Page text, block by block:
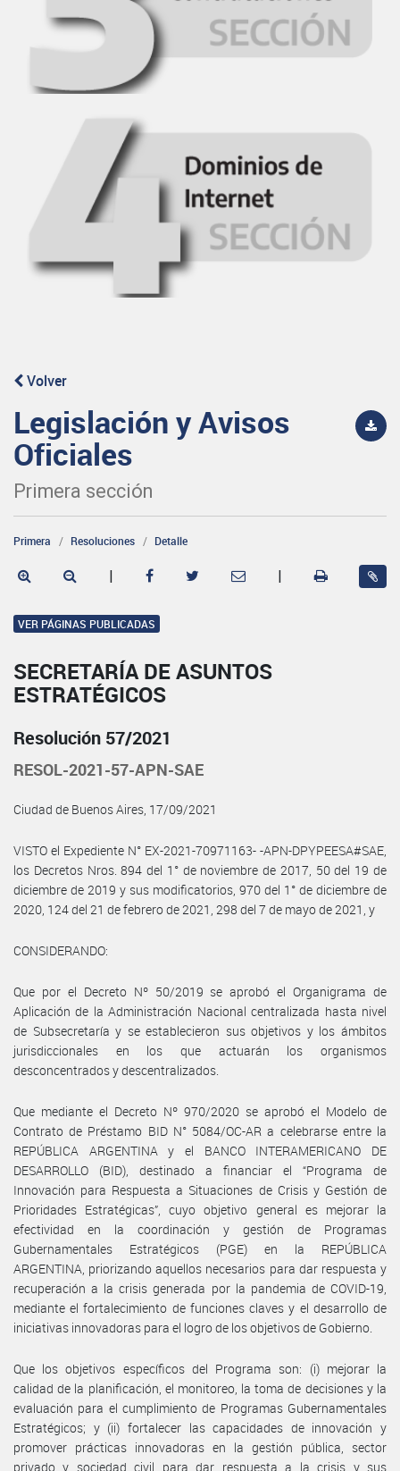
Volver
Legislación y Avisos
Oficiales
Primera sección
Primera Resoluciones Detalle
| |
VER PÁGINAS PUBLICADAS
SECRETARÍA DE ASUNTOS
ESTRATÉGICOS
Resolución 57/2021
RESOL-2021-57-APN-SAE
Ciudad de Buenos Aires, 17/09/2021
VISTO el Expediente N° EX-2021-70971163- -APN-DPYPEESA#SAE,
los Decretos Nros. 894 del 1° de noviembre de 2017, 50 del 19 de
diciembre de 2019 y sus modificatorios, 970 del 1° de diciembre de
2020, 124 del 21 de febrero de 2021, 298 del 7 de mayo de 2021, y
CONSIDERANDO:
Que por el Decreto Nº 50/2019 se aprobó el Organigrama de
Aplicación de la Administración Nacional centralizada hasta nivel
de Subsecretaría y se establecieron sus objetivos y los ámbitos
jurisdiccionales en los que actuarán los organismos
desconcentrados y descentralizados.
Que mediante el Decreto Nº 970/2020 se aprobó el Modelo de
Contrato de Préstamo BID N° 5084/OC-AR a celebrarse entre la
REPÚBLICA ARGENTINA y el BANCO INTERAMERICANO DE
DESARROLLO (BID), destinado a financiar el “Programa de
Innovación para Respuesta a Situaciones de Crisis y Gestión de
Prioridades Estratégicas”, cuyo objetivo general es mejorar la
efectividad en la coordinación y gestión de Programas
Gubernamentales Estratégicos (PGE) en la REPÚBLICA
ARGENTINA, priorizando aquellos necesarios para dar respuesta y
recuperación a la crisis generada por la pandemia de COVID-19,
mediante el fortalecimiento de funciones claves y el desarrollo de
iniciativas innovadoras para el logro de los objetivos de Gobierno.
Que los objetivos específicos del Programa son: (i) mejorar la
calidad de la planificación, el monitoreo, la toma de decisiones y la
evaluación para el cumplimiento de Programas Gubernamentales
Estratégicos; y (ii) fortalecer las capacidades de innovación y
promover prácticas innovadoras en la gestión pública, sector
privado y sociedad civil para dar respuesta a la crisis y sus